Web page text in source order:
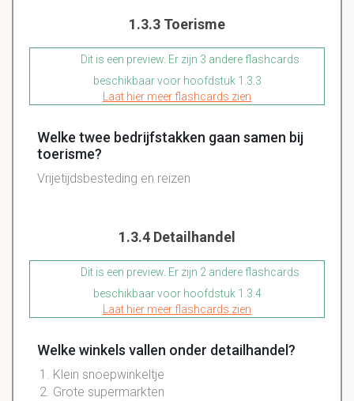
1.3.3 Toerisme
Dit is een preview. Er zijn 3 andere flashcards
beschikbaar voor hoofdstuk 1.3.3
Laat hier meer flashcards zien
Welke twee bedrijfstakken gaan samen bij
toerisme?
Vrijetijdsbesteding en reizen
1.3.4 Detailhandel
Dit is een preview. Er zijn 2 andere flashcards
beschikbaar voor hoofdstuk 1.3.4
Laat hier meer flashcards zien
Welke winkels vallen onder detailhandel?
Klein snoepwinkeltje
Grote supermarkten